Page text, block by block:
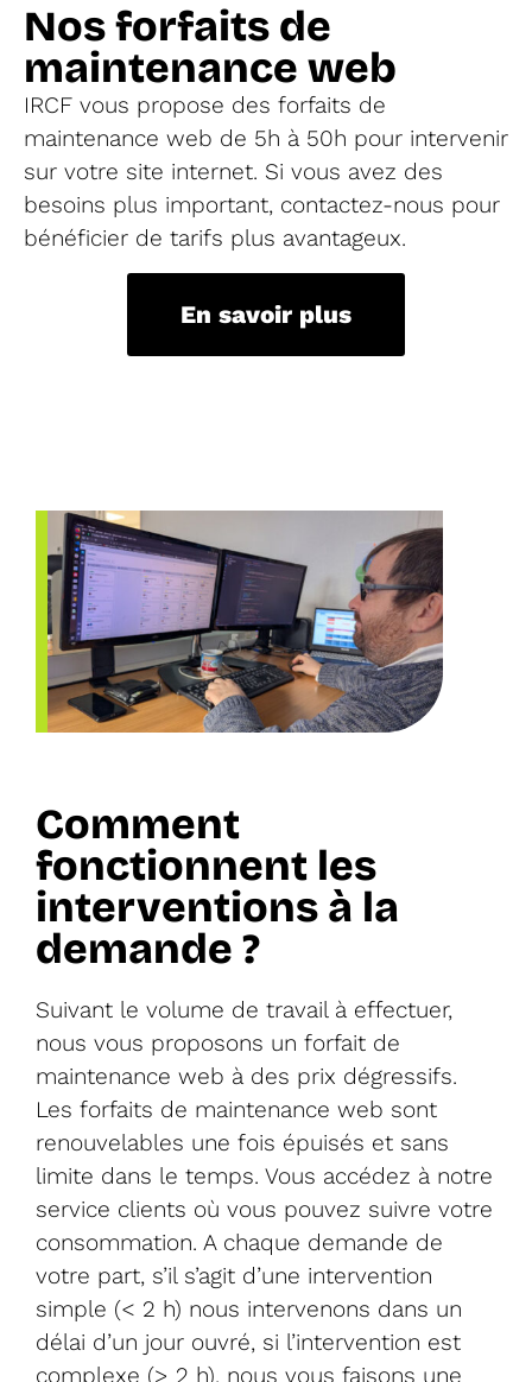
Nos forfaits de
maintenance web
IRCF vous propose des forfaits de
maintenance web de 5h à 50h pour intervenir
sur votre site internet. Si vous avez des
besoins plus important, contactez-nous pour
bénéficier de tarifs plus avantageux.
En savoir plus
Comment
fonctionnent les
interventions à la
demande ?
Suivant le volume de travail à effectuer,
nous vous proposons un forfait de
maintenance web à des prix dégressifs.
Les forfaits de maintenance web sont
renouvelables une fois épuisés et sans
limite dans le temps. Vous accédez à notre
service clients où vous pouvez suivre votre
consommation. A chaque demande de
votre part, s’il s’agit d’une intervention
simple (< 2 h) nous intervenons dans un
délai d’un jour ouvré, si l’intervention est
complexe (> 2 h), nous vous faisons une